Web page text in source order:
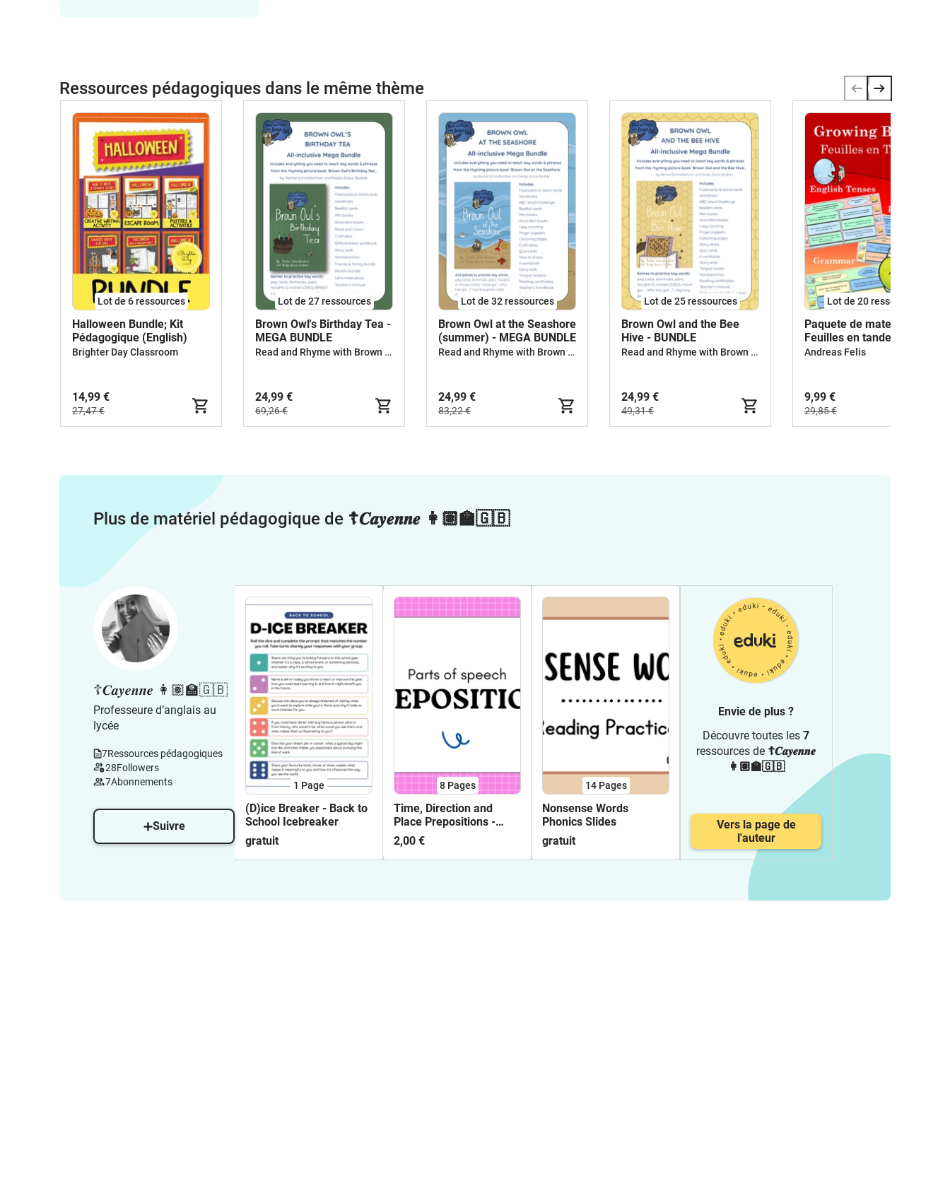
Ressources pédagogiques dans le même thème
Lot de 6 ressources
Halloween Bundle; Kit
Pédagogique (English)
Brighter Day Classroom
14,99 €
27,47 €
Lot de 27 ressources
Brown Owl's Birthday Tea -
MEGA BUNDLE
Read and Rhyme with Brown Owl
24,99 €
69,26 €
Lot de 32 ressources
Brown Owl at the Seashore
(summer) - MEGA BUNDLE
Read and Rhyme with Brown Owl
24,99 €
83,22 €
Lot de 25 ressources
Brown Owl and the Bee
Hive - BUNDLE
Read and Rhyme with Brown Owl
24,99 €
49,31 €
Lot de 20 ressources
Paquete de materiales -
Feuilles en tandem -
Anglais
Andreas Felis
9,99 €
29,85 €
Plus de matériel pédagogique de ☦︎𝑪𝒂𝒚𝒆𝒏𝒏𝒆 👩🏽‍🏫🇬🇧
☦︎𝑪𝒂𝒚𝒆𝒏𝒏𝒆 👩🏽‍🏫🇬🇧
Professeure d’anglais au
lycée
7Ressources pédagogiques
28Followers
7Abonnements
Suivre
1 Page
(D)ice Breaker - Back to
School Icebreaker
gratuit
8 Pages
Time, Direction and
Place Prepositions -
Lesson
2,00 €
14 Pages
Nonsense Words
Phonics Slides
gratuit
Envie de plus ?
Découvre toutes les 7
ressources de ☦︎𝑪𝒂𝒚𝒆𝒏𝒏𝒆
👩🏽‍🏫🇬🇧
Vers la page de
l'auteur